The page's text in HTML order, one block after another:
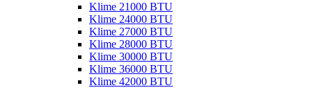
Klime 21000 BTU
Klime 24000 BTU
Klime 27000 BTU
Klime 28000 BTU
Klime 30000 BTU
Klime 36000 BTU
Klime 42000 BTU